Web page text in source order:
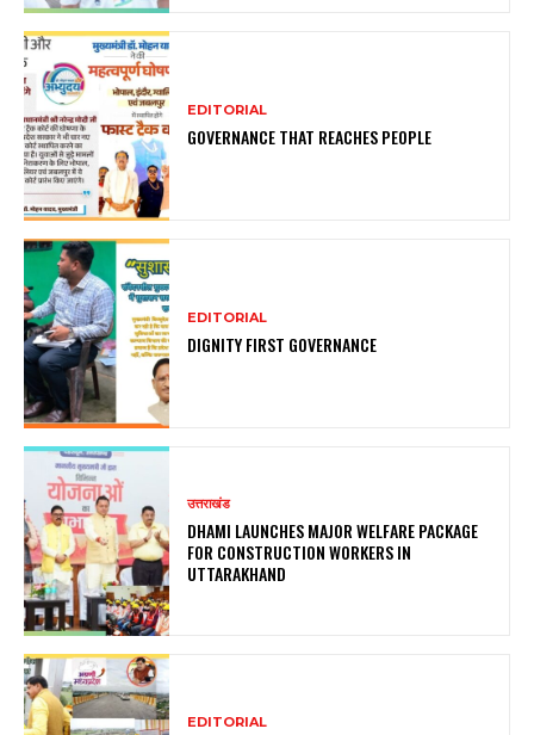
EDITORIAL
GOVERNANCE THAT REACHES PEOPLE
EDITORIAL
DIGNITY FIRST GOVERNANCE
उत्तराखंड
DHAMI LAUNCHES MAJOR WELFARE PACKAGE
FOR CONSTRUCTION WORKERS IN
UTTARAKHAND
EDITORIAL